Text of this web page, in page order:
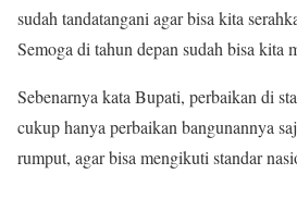
sudah tandatangani agar bisa kita
Semoga di tahun depan sudah bisa kita
Sebenarnya kata Bupati, perbaikan di
cukup hanya perbaikan bangunannya
rumput, agar bisa mengikuti standar